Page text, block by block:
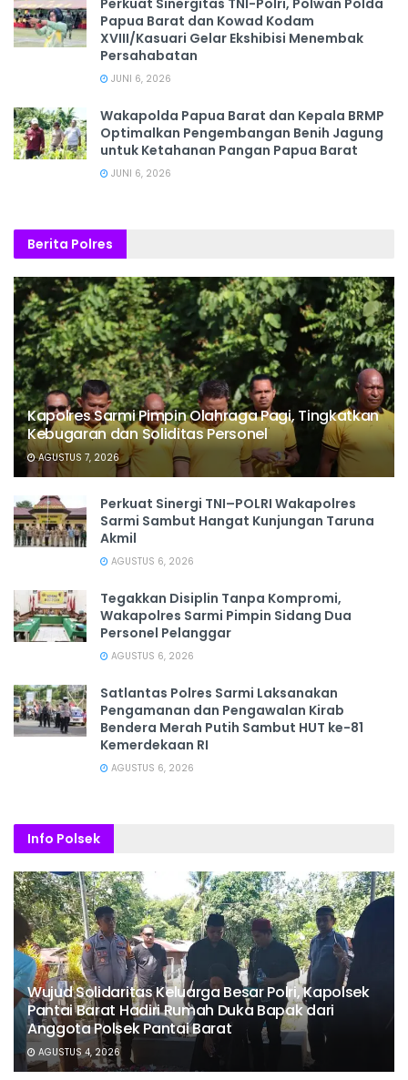
Papua Barat dan Kowad Kodam
XVIII/Kasuari Gelar Ekshibisi Menembak
Persahabatan
JUNI 6, 2026
Wakapolda Papua Barat dan Kepala BRMP
Optimalkan Pengembangan Benih Jagung
untuk Ketahanan Pangan Papua Barat
JUNI 6, 2026
Berita Polres
Kapolres Sarmi Pimpin Olahraga Pagi, Tingkatkan
Kebugaran dan Soliditas Personel
AGUSTUS 7, 2026
Perkuat Sinergi TNI–POLRI Wakapolres
Sarmi Sambut Hangat Kunjungan Taruna
Akmil
AGUSTUS 6, 2026
Tegakkan Disiplin Tanpa Kompromi,
Wakapolres Sarmi Pimpin Sidang Dua
Personel Pelanggar
AGUSTUS 6, 2026
Satlantas Polres Sarmi Laksanakan
Pengamanan dan Pengawalan Kirab
Bendera Merah Putih Sambut HUT ke-81
Kemerdekaan RI
AGUSTUS 6, 2026
Info Polsek
Wujud Solidaritas Keluarga Besar Polri, Kapolsek
Pantai Barat Hadiri Rumah Duka Bapak dari
Anggota Polsek Pantai Barat
AGUSTUS 4, 2026